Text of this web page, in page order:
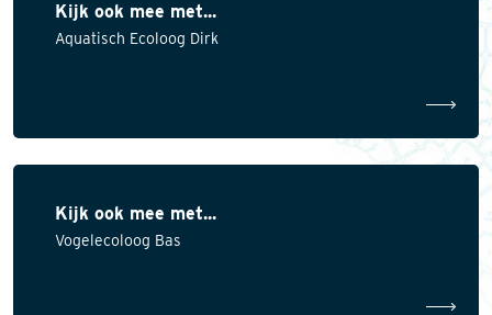
Kijk ook mee met...
Aquatisch Ecoloog Dirk
Kijk ook mee met...
Vogelecoloog Bas